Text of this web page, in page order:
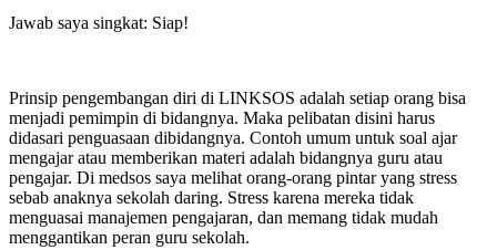
Jawab saya singkat: Siap!
Prinsip pengembangan diri di LINKSOS adalah setiap orang bisa
menjadi pemimpin di bidangnya. Maka pelibatan disini harus
didasari penguasaan dibidangnya. Contoh umum untuk soal ajar
mengajar atau memberikan materi adalah bidangnya guru atau
pengajar. Di medsos saya melihat orang-orang pintar yang stress
sebab anaknya sekolah daring. Stress karena mereka tidak
menguasai manajemen pengajaran, dan memang tidak mudah
menggantikan peran guru sekolah.